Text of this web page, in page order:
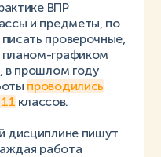
ВПР
и предметы, по
проверочные,
графиком
в прошлом году
проводились
классов.
дисциплине пишут
работа